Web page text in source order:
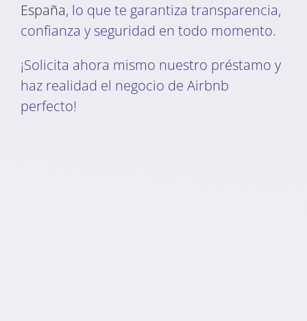
España, lo que te garantiza transparencia,
confianza y seguridad en todo momento.
¡Solicita ahora mismo nuestro préstamo y
haz realidad el negocio de Airbnb
perfecto!